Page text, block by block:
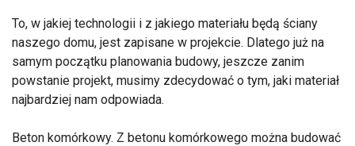
To, w jakiej technologii i z jakiego materiału będą ściany
naszego domu, jest zapisane w projekcie. Dlatego już na
samym początku planowania budowy, jeszcze zanim
powstanie projekt, musimy zdecydować o tym, jaki materiał
najbardziej nam odpowiada.
Beton komórkowy. Z betonu komórkowego można budować